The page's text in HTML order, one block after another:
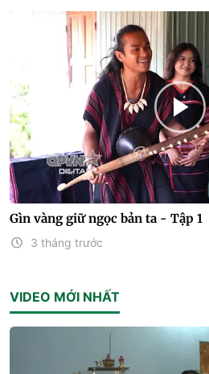
Gìn vàng giữ ngọc bản ta - Tập 1
3 tháng trước
VIDEO MỚI NHẤT